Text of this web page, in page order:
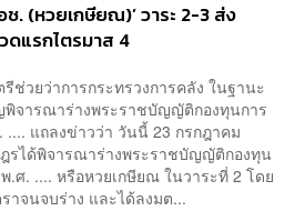
ช. (หวยเกษียณ)’ วาระ 2-3 ส่ง
แรกไตรมาส 4
ช่วยว่าการกระทรวงการคลัง ในฐานะ
จารณาร่างพระราชบัญญัติกองทุนการ
แถลงข่าวว่า วันนี้ 23 กรกฎาคม
รได้พิจารณาร่างพระราชบัญญัติกองทุน
ศ. .... หรือหวยเกษียณ ในวาระที่ 2 โดย
าจนจบร่าง และได้ลงมต...